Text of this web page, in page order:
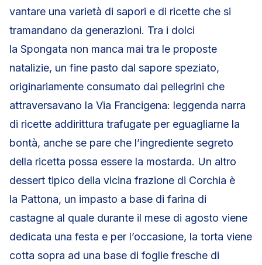
vantare una varietà di sapori e di ricette che si
tramandano da generazioni. Tra i dolci
la Spongata non manca mai tra le proposte
natalizie, un fine pasto dal sapore speziato,
originariamente consumato dai pellegrini che
attraversavano la Via Francigena: leggenda narra
di ricette addirittura trafugate per eguagliarne la
bontà, anche se pare che l’ingrediente segreto
della ricetta possa essere la mostarda. Un altro
dessert tipico della vicina frazione di Corchia è
la Pattona, un impasto a base di farina di
castagne al quale durante il mese di agosto viene
dedicata una festa e per l’occasione, la torta viene
cotta sopra ad una base di foglie fresche di